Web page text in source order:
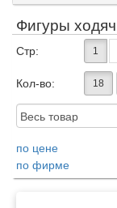
Фигуры
Стр: 1
Кол-во: 18
Доступность:
по цене
по фирме